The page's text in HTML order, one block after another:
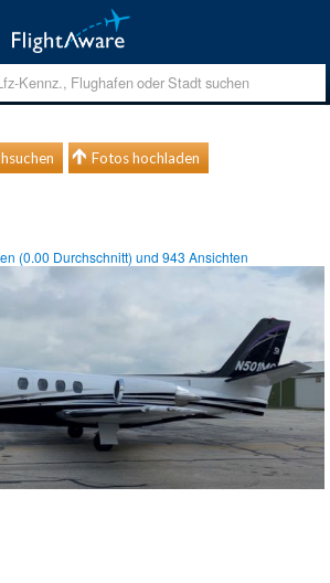
Fotos hochladen
(0.00 Durchschnitt) und943 Ansichten